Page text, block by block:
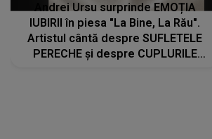
Andrei Ursu surprinde EMOȚIA
IUBIRII în piesa "La Bine, La Rău".
Artistul cântă despre SUFLETELE
PERECHE și despre CUPLURILE